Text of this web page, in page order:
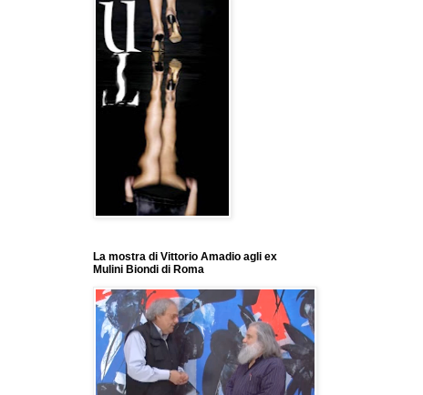
La mostra di Vittorio Amadio agli ex
Mulini Biondi di Roma